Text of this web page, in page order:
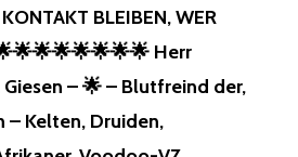
S SE
IT 12
HREN, SE
BLEIBEN, WER
Herr
– 🌟 – Blutfreind der,
Kelten, Druiden,